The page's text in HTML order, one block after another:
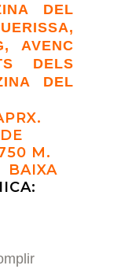
DEL
,
AVENC
DELS
DEL
M.
BAIXA